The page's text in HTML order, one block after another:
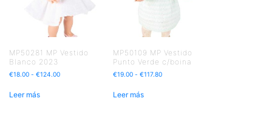
MP50281 MP Vestido
Blanco 2023
€18.00 - €124.00
Leer más
MP50109 MP Vestido
Punto Verde c/boina
€19.00 - €117.80
Leer más